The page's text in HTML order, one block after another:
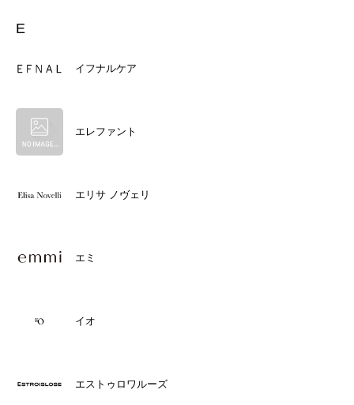
E
イフナルケア
エレファント
エリサ ノヴェリ
エミ
イオ
エストゥロワルーズ